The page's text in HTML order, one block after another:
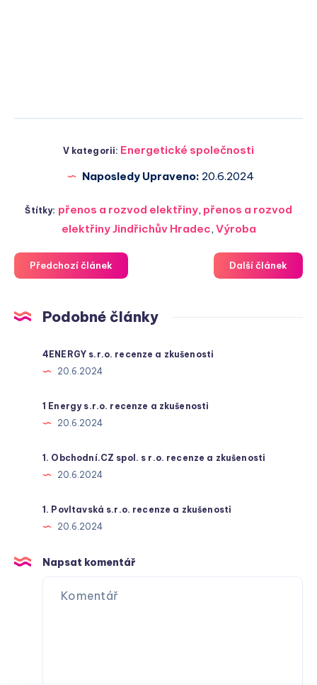
V kategorii: Energetické společnosti
Naposledy Upraveno: 20.6.2024
Štítky: přenos a rozvod elektřiny, přenos a rozvod
elektřiny Jindřichův Hradec, Výroba
Předchozí článek Další článek
Podobné články
4ENERGY s.r.o. recenze a zkušenosti
20.6.2024
1 Energy s.r.o. recenze a zkušenosti
20.6.2024
1. Obchodní.CZ spol. s r.o. recenze a zkušenosti
20.6.2024
1. Povltavská s.r.o. recenze a zkušenosti
20.6.2024
Napsat komentář